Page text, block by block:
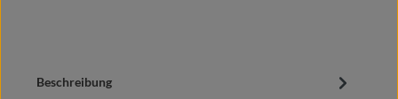
Beschreibung